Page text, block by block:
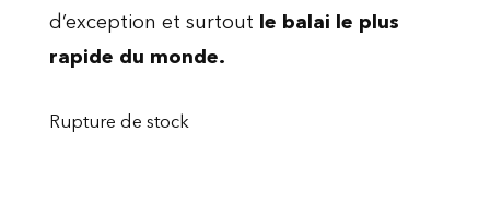
d’exception et surtout
le balai le plus
rapide du monde.
Rupture de stock